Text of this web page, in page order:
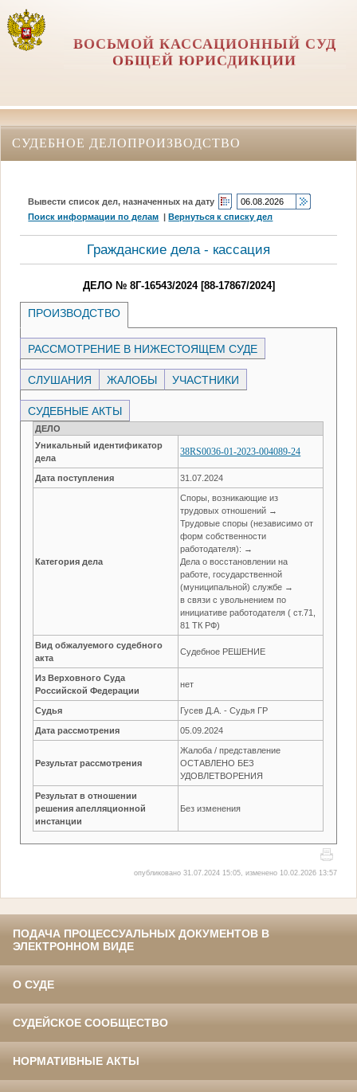
ВОСЬМОЙ КАССАЦИОННЫЙ СУД
ОБЩЕЙ ЮРИСДИКЦИИ
СУДЕБНОЕ ДЕЛОПРОИЗВОДСТВО
Вывести список дел, назначенных на дату
Поиск информации по делам |Вернуться к списку дел
Гражданские дела - кассация
ДЕЛО № 8Г-16543/2024 [88-17867/2024]
ПРОИЗВОДСТВО
РАССМОТРЕНИЕ В НИЖЕСТОЯЩЕМ СУДЕ
СЛУШАНИЯ ЖАЛОБЫ УЧАСТНИКИ
СУДЕБНЫЕ АКТЫ
ДЕЛО
Уникальный идентификатор
дела
38RS0036-01-2023-004089-24
Дата поступления 31.07.2024
Категория дела
Споры, возникающие из
трудовых отношений →
Трудовые споры (независимо от
форм собственности
работодателя): →
Дела о восстановлении на
работе, государственной
(муниципальной) службе →
в связи с увольнением по
инициативе работодателя ( ст.71,
81 ТК РФ)
Вид обжалуемого судебного
акта
Судебное РЕШЕНИЕ
Из Верховного Суда
Российской Федерации
нет
Судья Гусев Д.А. - Судья ГР
Дата рассмотрения 05.09.2024
Результат рассмотрения
Жалоба / представление
ОСТАВЛЕНО БЕЗ
УДОВЛЕТВОРЕНИЯ
Результат в отношении
решения апелляционной
инстанции
Без изменения
опубликовано 31.07.2024 15:05, изменено 10.02.2026 13:57
ПОДАЧА ПРОЦЕССУАЛЬНЫХ ДОКУМЕНТОВ В
ЭЛЕКТРОННОМ ВИДЕ
О СУДЕ
СУДЕЙСКОЕ СООБЩЕСТВО
НОРМАТИВНЫЕ АКТЫ